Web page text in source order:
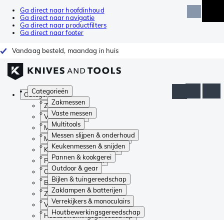
Ga direct naar hoofdinhoud
Ga direct naar navigatie
Ga direct naar productfilters
Ga direct naar footer
Vandaag besteld, maandag in huis
Categorieën
Zakmessen
Vaste messen
Multitools
Messen slijpen & onderhoud
Keukenmessen & snijden
Pannen & kookgerei
Outdoor & gear
Bijlen & tuingereedschap
Zaklampen & batterijen
Verrekijkers & monoculairs
Houtbewerkingsgereedschap
Categorieën
Zakmessen
Vaste messen
Multitools
Messen slijpen & onderhoud
Keukenmessen & snijden
Pannen & kookgerei
Outdoor & gear
Bijlen & tuingereedschap
Zaklampen & batterijen
Verrekijkers & monoculairs
Houtbewerkingsgereedschap